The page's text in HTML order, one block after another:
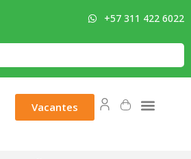
+57 311 422 6022
Vacantes